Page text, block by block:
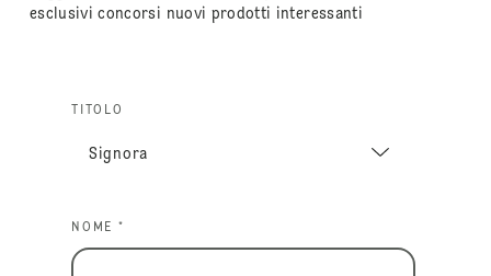
esclusivi concorsi nuovi prodotti interessanti
TITOLO
NOME *